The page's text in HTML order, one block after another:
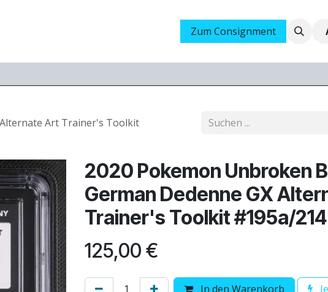
Messen Ankauf Jobs
Zum Consignment
Art Trainer's Toolkit
2020 Pokemon Unbroken
German Dedenne GX
Trainer's Toolkit #195a/214
125,00 €
In den Warenkorb